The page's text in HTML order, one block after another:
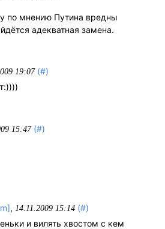
по мнению Путина вредны
адекватная замена.
19:07 (#)
15:47 (#)
, 14.11.2009 15:14 (#)
и вилять хвостом с кем